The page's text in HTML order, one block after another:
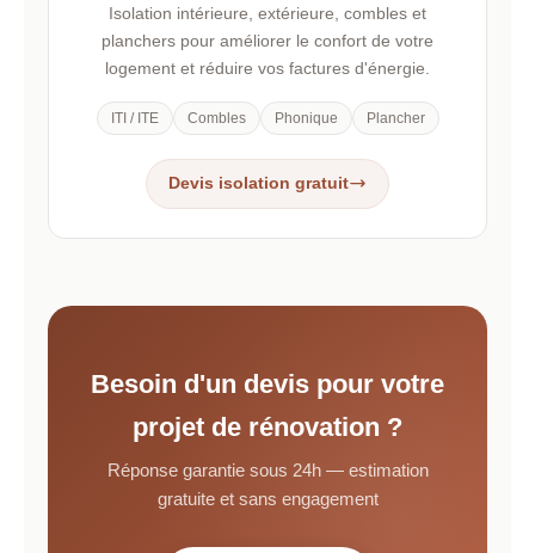
Isolation intérieure, extérieure, combles et
planchers pour améliorer le confort de votre
logement et réduire vos factures d'énergie.
ITI / ITE Combles Phonique Plancher
Devis isolation gratuit
Besoin d'un devis pour votre
projet de rénovation ?
Réponse garantie sous 24h — estimation
gratuite et sans engagement